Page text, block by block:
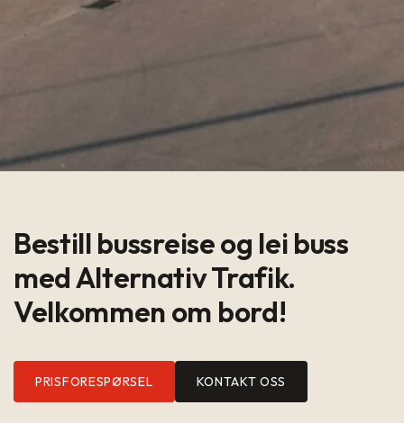
Bestill bussreise og lei buss
med Alternativ Trafik.
Velkommen om bord!
PRISFORESPØRSEL KONTAKT OSS